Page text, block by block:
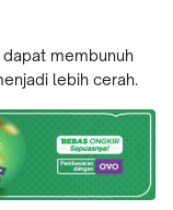
membunuh
lebih cerah.